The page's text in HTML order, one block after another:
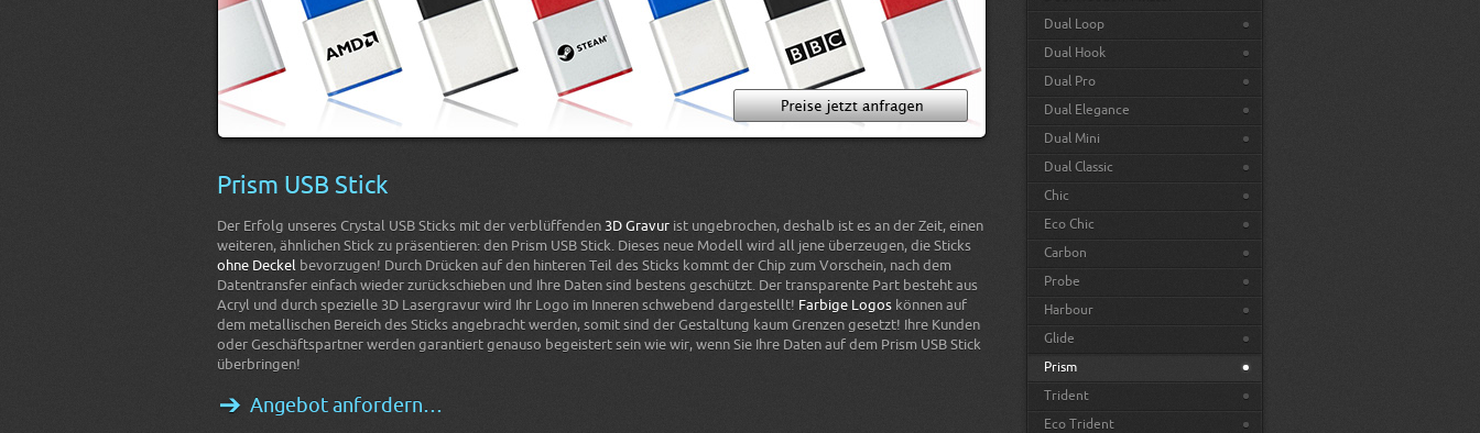
Prism USB Stick
Der Erfolg unseres Crystal USB Sticks mit der verblüffenden 3D Gravur ist ungebrochen, deshalb ist es an der Zeit, einen
weiteren, ähnlichen Stick zu präsentieren: den Prism USB Stick. Dieses neue Modell wird all jene überzeugen, die Sticks
ohne Deckel bevorzugen! Durch Drücken auf den hinteren Teil des Sticks kommt der Chip zum Vorschein, nach dem
Datentransfer einfach wieder zurückschieben und Ihre Daten sind bestens geschützt. Der transparente Part besteht aus
Acryl und durch spezielle 3D Lasergravur wird Ihr Logo im Inneren schwebend dargestellt! Farbige Logos können auf
dem metallischen Bereich des Sticks angebracht werden, somit sind der Gestaltung kaum Grenzen gesetzt! Ihre Kunden
oder Geschäftspartner werden garantiert genauso begeistert sein wie wir, wenn Sie Ihre Daten auf dem Prism USB Stick
überbringen!
Angebot anfordern…
Dual Loop
Dual Hook
Dual Pro
Dual Elegance
Dual Mini
Dual Classic
Chic
Eco Chic
Carbon
Probe
Harbour
Glide
Prism
Trident
Eco Trident